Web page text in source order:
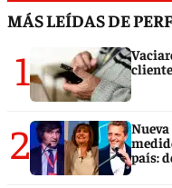
MÁS LEÍDAS DE
1
2
país: